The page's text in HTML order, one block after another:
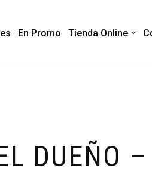
En Promo Tienda Online
DUEÑO –